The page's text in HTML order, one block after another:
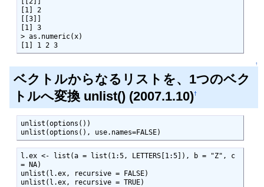
[1] 2
[[3]]
[1] 3
> as.numeric(x)
[1] 1 2 3
↑
ベクトルからなるリストを、1つのベク
トルへ変換 unlist() (2007.1.10)†
unlist(options())
unlist(options(), use.names=FALSE)
l.ex <- list(a = list(1:5, LETTERS[1:5]), b = "Z", c
= NA)
unlist(l.ex, recursive = FALSE)
unlist(l.ex, recursive = TRUE)